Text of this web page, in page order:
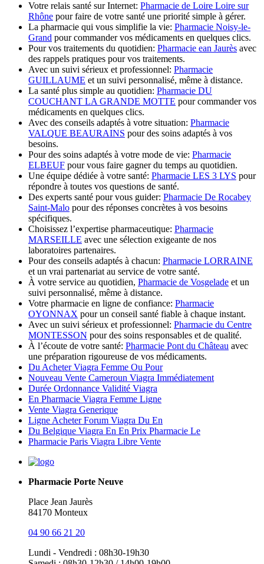
Votre relais santé sur Internet: Pharmacie de Loire Loire sur
Rhône pour faire de votre santé une priorité simple à gérer.
La pharmacie qui vous simplifie la vie: Pharmacie Noisy-le-
Grand pour commander vos médicaments en quelques clics.
Pour vos traitements du quotidien: Pharmacie ean Jaurès avec
des rappels pratiques pour vos traitements.
Avec un suivi sérieux et professionnel: Pharmacie
GUILLAUME et un suivi personnalisé, même à distance.
La santé plus simple au quotidien: Pharmacie DU
COUCHANT LA GRANDE MOTTE pour commander vos
médicaments en quelques clics.
Avec des conseils adaptés à votre situation: Pharmacie
VALQUE BEAURAINS pour des soins adaptés à vos
besoins.
Pour des soins adaptés à votre mode de vie: Pharmacie
ELBEUF pour vous faire gagner du temps au quotidien.
Une équipe dédiée à votre santé: Pharmacie LES 3 LYS pour
répondre à toutes vos questions de santé.
Des experts santé pour vous guider: Pharmacie De Rocabey
Saint-Malo pour des réponses concrètes à vos besoins
spécifiques.
Choisissez l’expertise pharmaceutique: Pharmacie
MARSEILLE avec une sélection exigeante de nos
laboratoires partenaires.
Pour des conseils adaptés à chacun: Pharmacie LORRAINE
et un vrai partenariat au service de votre santé.
À votre service au quotidien, Pharmacie de Vosgelade et un
suivi personnalisé, même à distance.
Votre pharmacie en ligne de confiance: Pharmacie
OYONNAX pour un conseil santé fiable à chaque instant.
Avec un suivi sérieux et professionnel: Pharmacie du Centre
MONTESSON pour des soins responsables et de qualité.
À l’écoute de votre santé: Pharmacie Pont du Château avec
une préparation rigoureuse de vos médicaments.
Du Acheter Viagra Femme Ou Pour
Nouveau Vente Cameroun Viagra Immédiatement
Durée Ordonnance Validité Viagra
En Pharmacie Viagra Femme Ligne
Vente Viagra Generique
Ligne Acheter Forum Viagra Du En
Du Belgique Viagra En En Prix Pharmacie Le
Pharmacie Paris Viagra Libre Vente
Pharmacie Porte Neuve
Place Jean Jaurès
84170 Monteux
04 90 66 21 20
Lundi - Vendredi : 08h30-19h30